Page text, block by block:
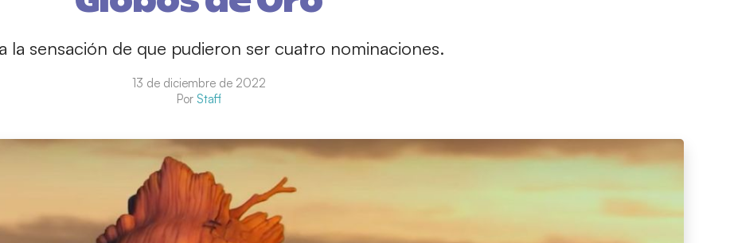
la sensación de que pudieron ser cuatro nominaciones.
13 de diciembre de 2022
Por Staff